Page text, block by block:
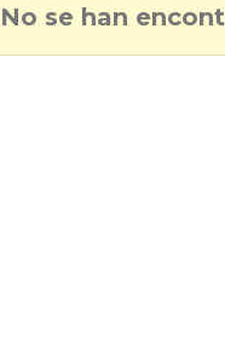
No se han